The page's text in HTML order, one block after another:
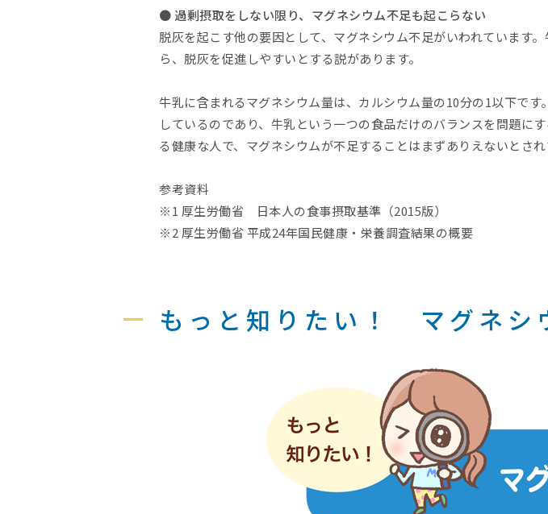
● 過剰摂取をしない限り、マグネシウム不足も起こらない
脱灰を起こす他の要因として、マグネシウム不足がいわれています
ら、脱灰を促進しやすいとする説があります。
牛乳に含まれるマグネシウム量は、カルシウム量の10分の1以下で
しているのであり、牛乳という一つの食品だけのバランスを問題に
る健康な人で、マグネシウムが不足することはまずありえないとされ
参考資料
※1 厚生労働省 日本人の食事摂取基準（2015版）
※2 厚生労働省 平成24年国民健康・栄養調査結果の概要
もっと知りたい！ マグネシ